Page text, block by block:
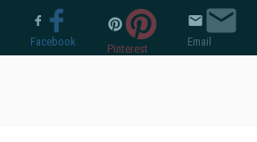
Facebook
Pinterest
Email